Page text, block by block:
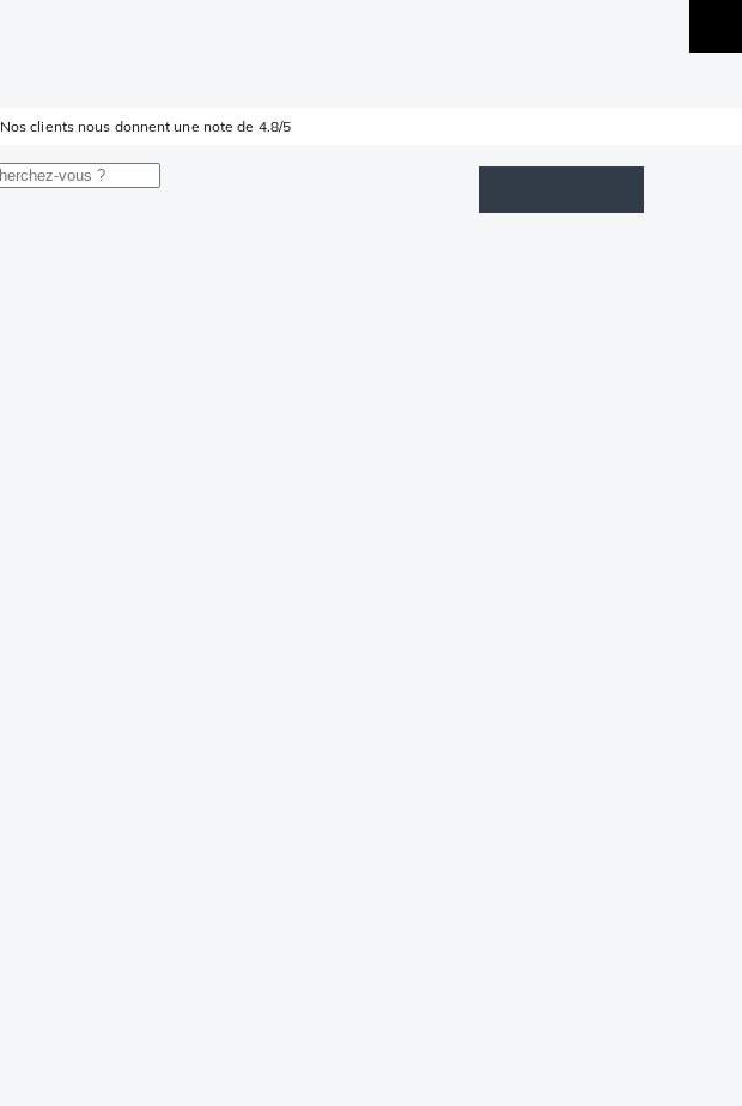
Nos clients nous donnent une note de 4.8/5